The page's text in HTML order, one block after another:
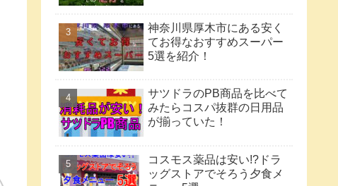
神奈川県厚木市にある安く
てお得なおすすめスーパー
5選を紹介！
サツドラのPB商品を比べて
みたらコスパ抜群の日用品
が揃っていた！
コスモス薬品は安い!?ドラ
ッグストアでそろう夕食メ